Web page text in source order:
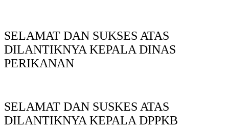
SELAMAT DAN SUKSES ATAS
DILANTIKNYA KEPALA DINAS
PERIKANAN
SELAMAT DAN SUSKES ATAS
DILANTIKNYA KEPALA DPPKB